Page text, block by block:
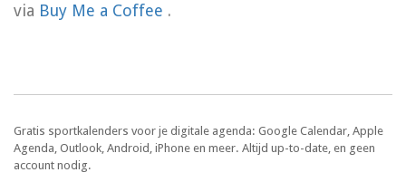
via Buy Me a Coffee .
Gratis sportkalenders voor je digitale agenda: Google Calendar, Apple
Agenda, Outlook, Android, iPhone en meer. Altijd up-to-date, en geen
account nodig.